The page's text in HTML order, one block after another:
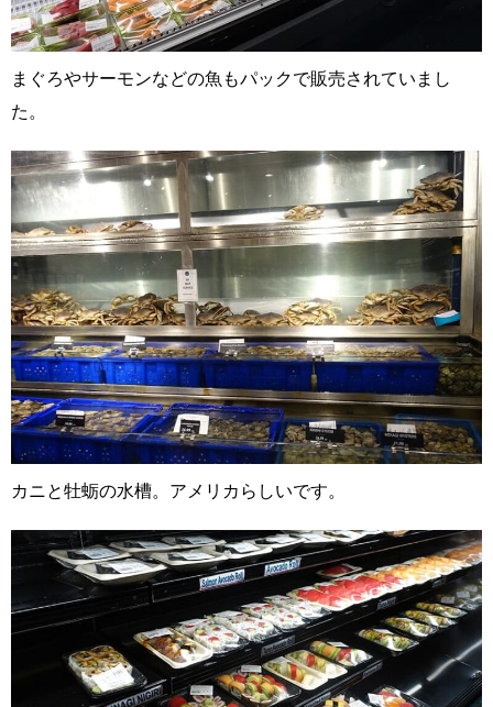
まぐろやサーモンなどの魚もパックで販売されていまし
た。
カニと牡蛎の水槽。アメリカらしいです。